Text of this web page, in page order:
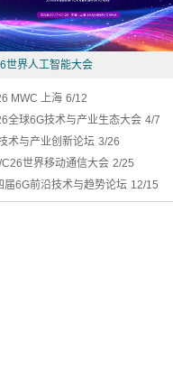
世界人工智能大会
MWC 上海 6/12
全球6G技术与产业生态大会 4/7
术与产业创新论坛 3/26
世界移动通信大会 2/25
届6G前沿技术与趋势论坛 12/15